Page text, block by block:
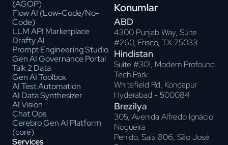
(AGOP)
Flow AI (Low-Code/No-
Code)
LLM API Marketplace
Drafty AI
Prompt Engineering Studio
Gen AI Governance Portal
Talk 2 Data
Gen AI Toolbox
AI Test Automation
AI Data Synthesizer
AI Vision
Chat Ops
Cerebro Gen AI Platform
(core)
Services
Konumlar
ABD
4300 Punjab Way, Suite
#260, Frisco, TX 75033
Hindistan
Suite #301, Modern Profound
Tech Park
Whitefield Rd, Kondapur
Hyderabad - 500084
Brezilya
305, Avenida Alfredo Ignácio
Nogueira
Penido, Sala 806; Sāo José